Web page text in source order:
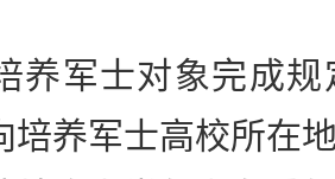
军士对象完成规
培养军士高校所在